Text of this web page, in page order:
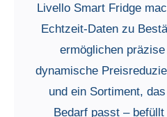
Livello Smart Fridge
Echtzeit-Daten zu
ermöglichen
dynamische
und ein Sortiment,
Bedarf passt –